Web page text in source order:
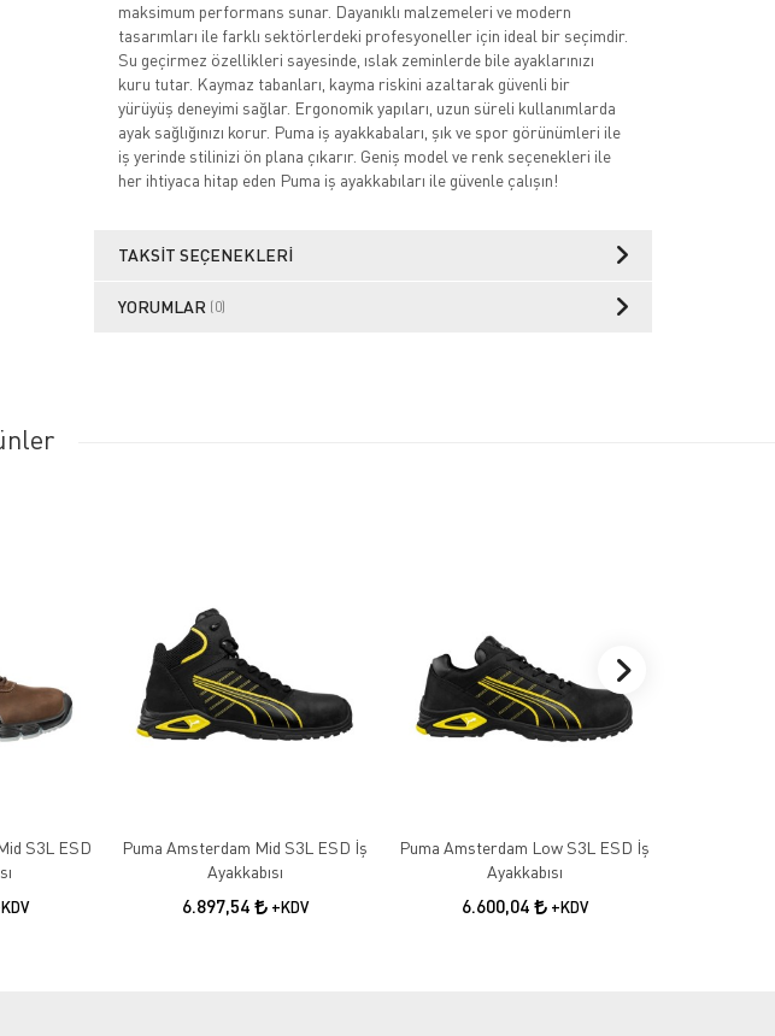
maksimum performans sunar. Dayanıklı malzemeleri ve modern
tasarımları ile farklı sektörlerdeki profesyoneller için ideal bir seçimdir.
Su geçirmez özellikleri sayesinde, ıslak zeminlerde bile ayaklarınızı
kuru tutar. Kaymaz tabanları, kayma riskini azaltarak güvenli bir
yürüyüş deneyimi sağlar. Ergonomik yapıları, uzun süreli kullanımlarda
ayak sağlığınızı korur. Puma iş ayakkabaları, şık ve spor görünümleri ile
iş yerinde stilinizi ön plana çıkarır. Geniş model ve renk seçenekleri ile
her ihtiyaca hitap eden Puma iş ayakkabıları ile güvenle çalışın!
TAKSIT SEÇENEKLERI
YORUMLAR (0)
S3L ESD
Puma Amsterdam Mid S3L ESD İş
Ayakkabısı
6.897,54 +KDV
Puma Amsterdam Low S3L ESD İş
Ayakkabısı
6.600,04 +KDV